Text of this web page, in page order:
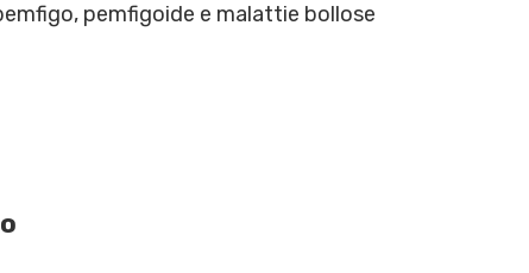
pemfigoide e malattie bollose